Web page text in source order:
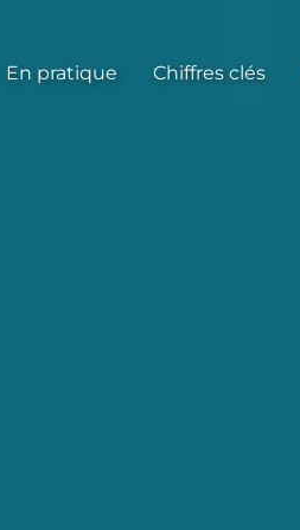
En pratique Chiffres clés